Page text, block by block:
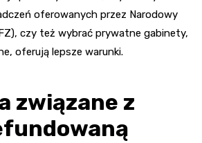
oferowanych przez Narodowy
czy też wybrać prywatne gabinety,
oferują lepsze warunki.
związane z